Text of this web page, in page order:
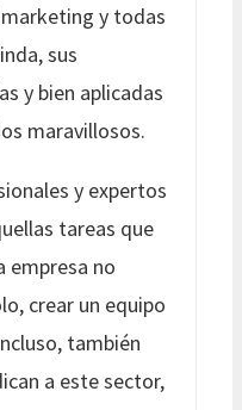
y todas
sus
y bien aplicadas
maravillosos.
y expertos
tareas que
empresa no
crear un equipo
también
a este sector,